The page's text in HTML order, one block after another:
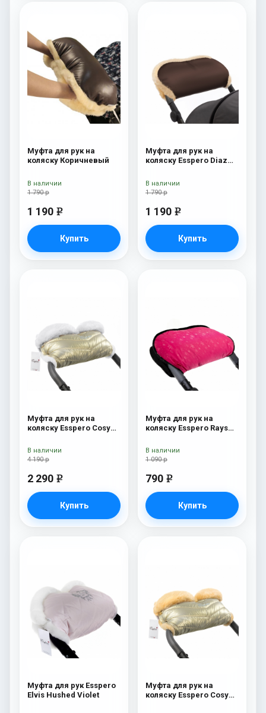
Муфта для рук на
коляску Коричневый
1 790 р
1 190 e
Купить
В наличии
Муфта для рук на
коляску Esspero Diaz
Chocolat
1 790 р
1 190 e
Купить
В наличии
Муфта для рук на
коляску Esspero Cosy
4 190 р
2 290 e
Купить
В наличии
Муфта для рук на
коляску Esspero Rays
1 090 р
790 e
Купить
В наличии
Муфта для рук Esspero
Elvis Hushed Violet
Муфта для рук на
коляску Esspero Cosy